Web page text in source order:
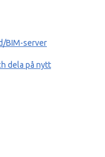
BIM-server
dela på nytt